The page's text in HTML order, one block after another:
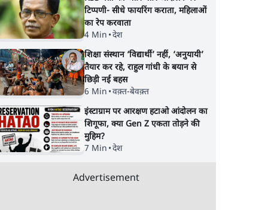
टिप्पणी- सीधे फायरिंग कराता, महिलाओं
का रेप करवाता
4 Min •देश
शिक्षा संस्थान ‘विद्यार्थी’ नहीं, ‘अनुयायी’
तैयार कर रहे, राहुल गांधी के बयान से
छिड़ी नई बहस
6 Min •वक़्त-बेवक़्त
इंस्टाग्राम पर आरक्षण हटाओ आंदोलन का
शिगूफा, क्या Gen Z एकता तोड़ने की
मुहिम?
7 Min •देश
Advertisement